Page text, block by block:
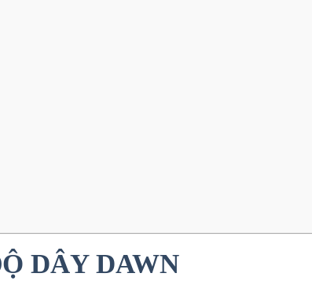
DÂY DAWN